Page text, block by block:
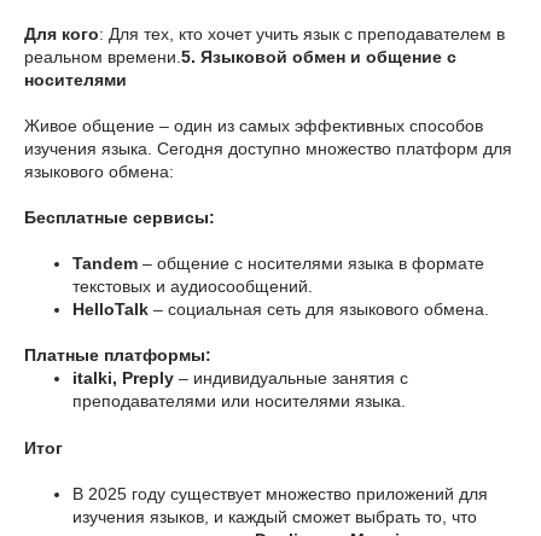
Для кого: Для тех, кто хочет учить язык с преподавателем в
реальном времени. 5. Языковой обмен и общение с
носителями
Живое общение – один из самых эффективных способов
изучения языка. Сегодня доступно множество платформ для
языкового обмена:
Бесплатные сервисы:
Tandem – общение с носителями языка в формате
текстовых и аудиосообщений.
HelloTalk – социальная сеть для языкового обмена.
Платные платформы:
italki, Preply – индивидуальные занятия с
преподавателями или носителями языка.
Итог
В 2025 году существует множество приложений для
изучения языков, и каждый сможет выбрать то, что